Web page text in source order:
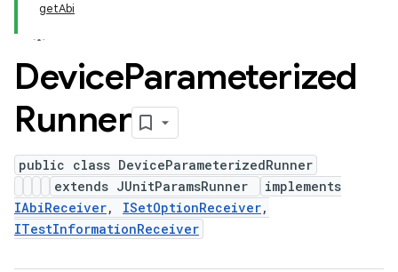
getAbi
DeviceParameterized
Runner
public class DeviceParameterizedRunner
extends JUnitParamsRunner
implements
IAbiReceiver, ISetOptionReceiver,
ITestInformationReceiver